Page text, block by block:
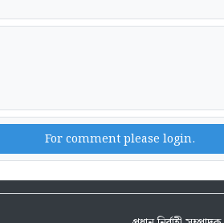
For comment please login.